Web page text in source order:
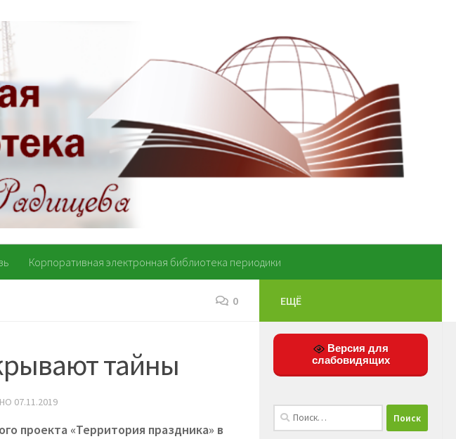
Корпоративная электронная библиотека периодики
0
тайны
07.11.2019
проекта «Территория праздника» в
ЕЩЁ
Версия для
слабовидящих
Найти: